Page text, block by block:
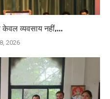
केवल व्यवसाय नहीं,...
2026